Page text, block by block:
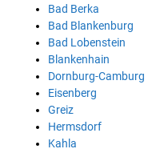
Bad Berka
Bad Blankenburg
Bad Lobenstein
Blankenhain
Dornburg-Camburg
Eisenberg
Greiz
Hermsdorf
Kahla